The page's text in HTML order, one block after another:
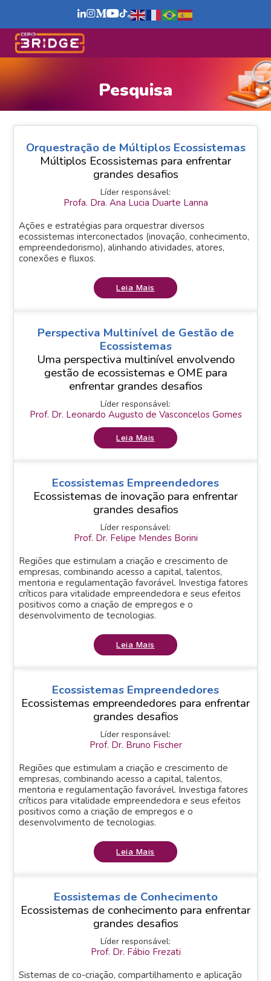
Pesquisa
Orquestração de Múltiplos Ecossistemas
Múltiplos Ecossistemas para enfrentar
grandes desafios
Líder responsável:
Profa. Dra. Ana Lucia Duarte Lanna
Ações e estratégias para orquestrar diversos
ecossistemas interconectados (inovação, conhecimento,
empreendedorismo), alinhando atividades, atores,
conexões e fluxos.
Leia Mais
Perspectiva Multinível de Gestão de
Ecossistemas
Uma perspectiva multinível envolvendo
gestão de ecossistemas e OME para
enfrentar grandes desafios
Líder responsável:
Prof. Dr. Leonardo Augusto de Vasconcelos Gomes
Leia Mais
Ecossistemas Empreendedores
Ecossistemas de inovação para enfrentar
grandes desafios
Líder responsável:
Prof. Dr. Felipe Mendes Borini
Regiões que estimulam a criação e crescimento de
empresas, combinando acesso a capital, talentos,
mentoria e regulamentação favorável. Investiga fatores
críticos para vitalidade empreendedora e seus efeitos
positivos como a criação de empregos e o
desenvolvimento de tecnologias.
Leia Mais
Ecossistemas Empreendedores
Ecossistemas empreendedores para enfrentar
grandes desafios
Líder responsável:
Prof. Dr. Bruno Fischer
Regiões que estimulam a criação e crescimento de
empresas, combinando acesso a capital, talentos,
mentoria e regulamentação favorável. Investiga fatores
críticos para vitalidade empreendedora e seus efeitos
positivos como a criação de empregos e o
desenvolvimento de tecnologias.
Leia Mais
Eossistemas de Conhecimento
Ecossistemas de conhecimento para enfrentar
grandes desafios
Líder responsável:
Prof. Dr. Fábio Frezati
Sistemas de co-criação, compartilhamento e aplicação